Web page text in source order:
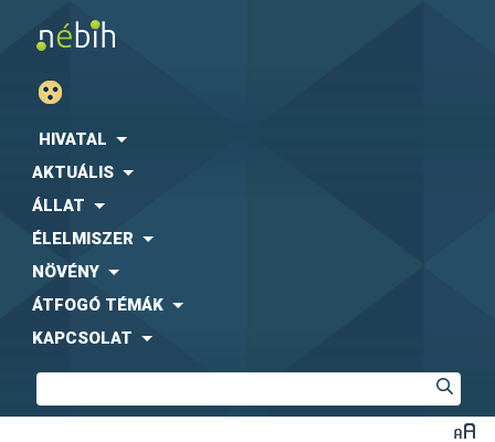
HIVATAL
AKTUÁLIS
ÁLLAT
ÉLELMISZER
NÖVÉNY
ÁTFOGÓ TÉMÁK
KAPCSOLAT